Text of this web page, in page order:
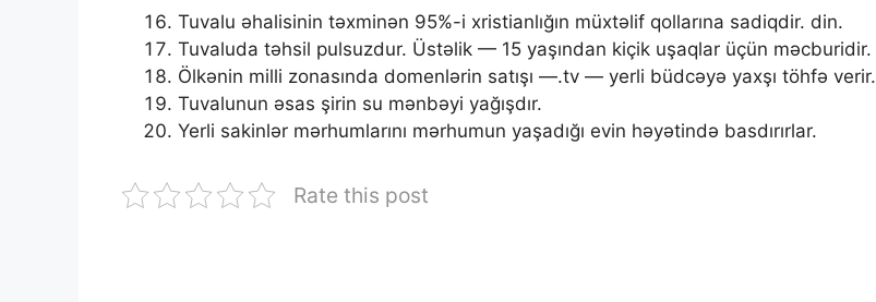
Tuvalu əhalisinin təxminən 95%-i xristianlığın müxtəlif qollarına sadiqdir. din.
Tuvaluda təhsil pulsuzdur. Üstəlik — 15 yaşından kiçik uşaqlar üçün məcburidir.
Ölkənin milli zonasında domenlərin satışı —.tv — yerli büdcəyə yaxşı töhfə verir.
Tuvalunun əsas şirin su mənbəyi yağışdır.
Yerli sakinlər mərhumlarını mərhumun yaşadığı evin həyətində basdırırlar.
Rate this post